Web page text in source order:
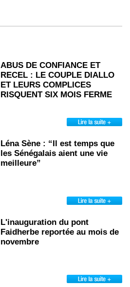
ABUS DE CONFIANCE ET
RECEL : LE COUPLE DIALLO
ET LEURS COMPLICES
RISQUENT SIX MOIS FERME
Léna Sène : “Il est temps que
les Sénégalais aient une vie
meilleure”
L'inauguration du pont
Faidherbe reportée au mois de
novembre